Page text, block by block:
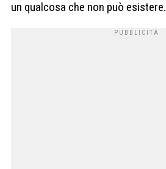
un qualcosa che non può esistere.